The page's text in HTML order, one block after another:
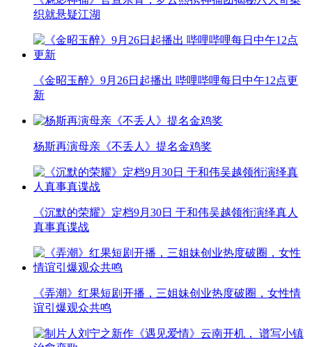
织就悬疑江湖
《金昭玉醉》9月26日起播出 哔哩哔哩每日中午12点更
新
杨斯再演母亲《不丢人》提名金鸡奖
《沉默的荣耀》定档9月30日 于和伟吴越领衔演绎真人
真事真谍战
《弄潮》红果短剧开播，三姐妹创业热度破圈，女性情
谊引爆观众共鸣